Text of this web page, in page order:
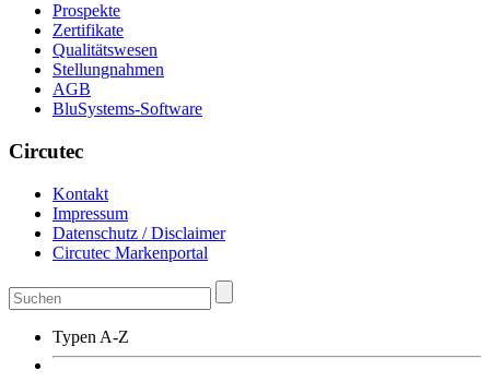
Prospekte
Zertifikate
Qualitätswesen
Stellungnahmen
AGB
BluSystems-Software
Circutec
Kontakt
Impressum
Datenschutz / Disclaimer
Circutec Markenportal
Typen A-Z